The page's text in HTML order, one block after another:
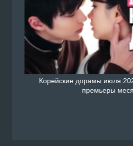
Корейские дорамы июля
премьеры